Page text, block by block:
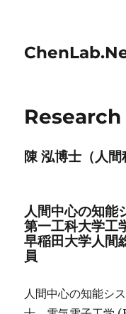
Research
陳 泓博士（人間
人間中心の知能
第一工科大学工
早稲田大学人間
員
人間中心の知能シ